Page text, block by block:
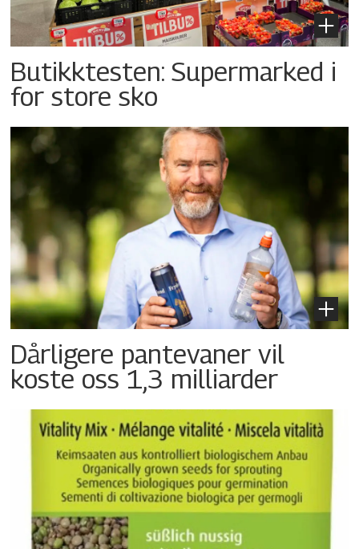
Butikktesten: Supermarked i
for store sko
Dårligere pantevaner vil
koste oss 1,3 milliarder